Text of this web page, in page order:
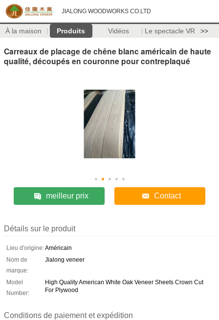
JIALONG WOODWORKS CO.LTD
À la maison Produits Vidéos Le spectacle VR >>
Carreaux de placage de chêne blanc américain de haute
qualité, découpés en couronne pour contreplaqué
meilleur prix Contact
Détails sur le produit
Lieu d'origine:Américain
Nom de
marque:
Jialong veneer
Model
Number:
High Quality American White Oak Veneer Sheets Crown Cut
For Plywood
Conditions de paiement et expédition